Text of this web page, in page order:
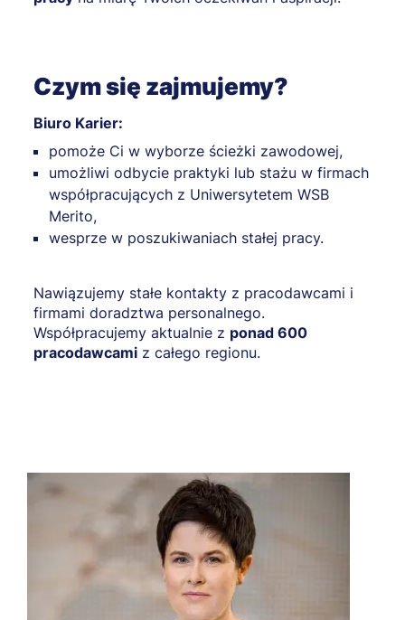
Czym się zajmujemy?
Biuro Karier:
pomoże Ci w wyborze ścieżki zawodowej,
umożliwi odbycie praktyki lub stażu w firmach
współpracujących z Uniwersytetem WSB
Merito,
wesprze w poszukiwaniach stałej pracy.
Nawiązujemy stałe kontakty z pracodawcami i
firmami doradztwa personalnego.
Współpracujemy aktualnie z ponad 600
pracodawcami z całego regionu.